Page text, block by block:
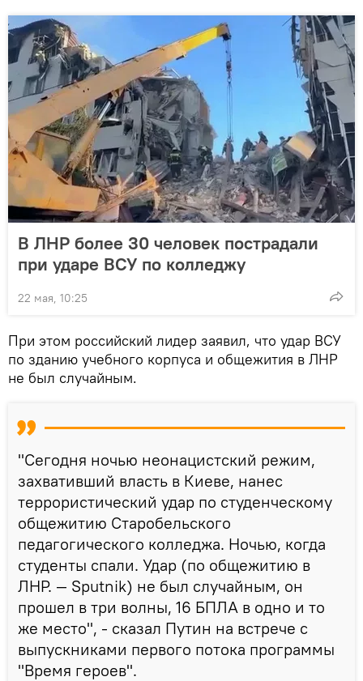
В ЛНР более 30 человек пострадали
при ударе ВСУ по колледжу
22 мая, 10:25
При этом российский лидер заявил, что удар ВСУ
по зданию учебного корпуса и общежития в ЛНР
не был случайным.
"Сегодня ночью неонацистский режим,
захвативший власть в Киеве, нанес
террористический удар по студенческому
общежитию Старобельского
педагогического колледжа. Ночью, когда
студенты спали. Удар (по общежитию в
ЛНР. — Sputnik) не был случайным, он
прошел в три волны, 16 БПЛА в одно и то
же место", - сказал Путин на встрече с
выпускниками первого потока программы
"Время героев".